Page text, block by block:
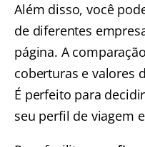
Além disso, você
de diferentes
página. A
coberturas e valores
É perfeito para
seu perfil de viagem